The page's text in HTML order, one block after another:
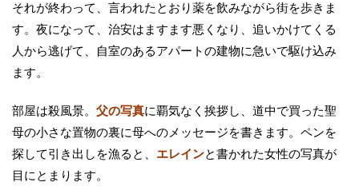
それが終わって、言われたとおり薬を飲みながら街を歩きま
す。夜になって、治安はますます悪くなり、追いかけてくる
人から逃げて、自室のあるアパートの建物に急いで駆け込み
ます。
部屋は殺風景。 父の写真に覇気なく挨拶し、道中で買った聖
母の小さな置物の裏に母へのメッセージを書きます。ペンを
探して引き出しを漁ると、 エレインと書かれた女性の写真が
目にとまります。